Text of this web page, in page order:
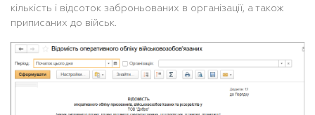
кількість і відсоток заброньованих в організації, а також
приписаних до військ.